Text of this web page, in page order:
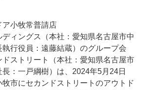
ィングス（本社：愛知県名古屋市中
行役員：遠藤結蔵）のグループ会
ストリート（本社：愛知県名古屋市
：一戸綱樹）は、2024年5月24日
牧市にセカンドストリートのアウトド